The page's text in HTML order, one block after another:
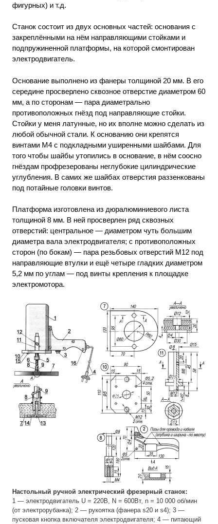
фигурных) и т.д.
Станок состоит из двух основных частей: основания с
закреплёнными на нём направляющими стойками и
подпружиненной платформы, на которой смонтирован
электродвигатель.
Основание выполнено из фанеры толщиной 20 мм. В его
середине просверлено сквозное отверстие диаметром 60
мм, а по сторонам — пара диаметрально
противоположных гнёзд под направляющие стойки.
Стойки у меня латунные, но их вполне можно сделать из
любой обычной стали. К основанию они крепятся
винтами М4 с подкладными уширенными шайбами. Для
того чтобы шайбы утопились в основание, в нём соосно
гнёздам профрезерованы неглубокие цилиндрические
углубления. В самих же шайбах отверстия раззенкованы
под потайные головки винтов.
Платформа изготовлена из дюралюминиевого листа
толщиной 8 мм. В ней просверлен ряд сквозных
отверстий: центральное — диаметром чуть большим
диаметра вала электродвигателя; с противоположных
сторон (по бокам) — пара резьбовых отверстий М12 под
направляющие втулки и ещё четыре гладких диаметром
5,2 мм по углам — под винты крепления к площадке
электромотора.
Настольный ручной электрический фрезерный станок:
1 — электродвигатель U = 220В, N = 600Вт, n = 10 000 об/мин
(от электрорубанка); 2 — рукоятка (фанера s20 и s4); 3 —
пусковая кнопка включателя электродвигателя; 4 — питающий